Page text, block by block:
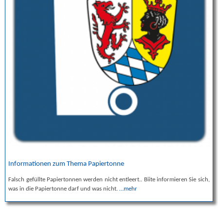
Informationen zum Thema Papiertonne
Falsch gefüllte Papiertonnen werden nicht entleert.. Biite informieren Sie sich,
was in die Papiertonne darf und was nicht.…mehr